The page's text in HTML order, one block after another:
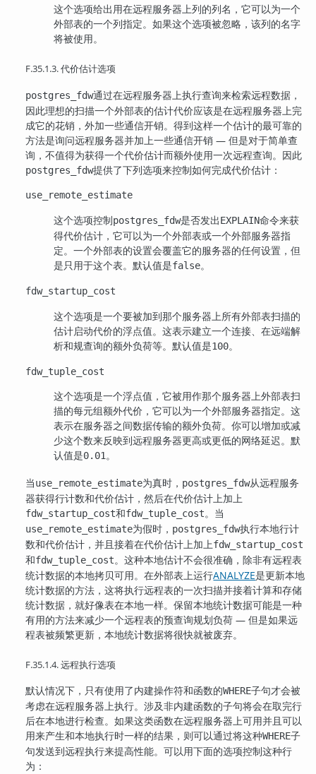
这个选项给出用在远程服务器上列的列名，它可以为一个
外部表的一个列指定。如果这个选项被忽略，该列的名字
将被使用。
F.35.1.3. 代价估计选项
postgres_fdw通过在远程服务器上执行查询来检索远程数据，
因此理想的扫描一个外部表的估计代价应该是在远程服务器上完
成它的花销，外加一些通信开销。得到这样一个估计的最可靠的
方法是询问远程服务器并加上一些通信开销 — 但是对于简单查
询，不值得为获得一个代价估计而额外使用一次远程查询。因此
postgres_fdw提供了下列选项来控制如何完成代价估计：
use_remote_estimate
这个选项控制postgres_fdw是否发出EXPLAIN命令来获
得代价估计，它可以为一个外部表或一个外部服务器指
定。一个外部表的设置会覆盖它的服务器的任何设置，但
是只用于这个表。默认值是false。
fdw_startup_cost
这个选项是一个要被加到那个服务器上所有外部表扫描的
估计启动代价的浮点值。这表示建立一个连接、在远端解
析和规查询的额外负荷等。默认值是100。
fdw_tuple_cost
这个选项是一个浮点值，它被用作那个服务器上外部表扫
描的每元组额外代价，它可以为一个外部服务器指定。这
表示在服务器之间数据传输的额外负荷。你可以增加或减
少这个数来反映到远程服务器更高或更低的网络延迟。默
认值是0.01。
当use_remote_estimate为真时， postgres_fdw从远程服务
器获得行计数和代价估计，然后在代价估计上加上
fdw_startup_cost和fdw_tuple_cost。当
use_remote_estimate为假时， postgres_fdw执行本地行计
数和代价估计，并且接着在代价估计上加上fdw_startup_cost
和fdw_tuple_cost。这种本地估计不会很准确，除非有远程表
统计数据的本地拷贝可用。在外部表上运行ANALYZE是更新本地
统计数据的方法，这将执行远程表的一次扫描并接着计算和存储
统计数据，就好像表在本地一样。保留本地统计数据可能是一种
有用的方法来减少一个远程表的预查询规划负荷 — 但是如果远
程表被频繁更新，本地统计数据将很快就被废弃。
F.35.1.4. 远程执行选项
默认情况下，只有使用了内建操作符和函数的WHERE子句才会被
考虑在远程服务器上执行。涉及非内建函数的子句将会在取完行
后在本地进行检查。如果这类函数在远程服务器上可用并且可以
用来产生和本地执行时一样的结果，则可以通过将这种WHERE子
句发送到远程执行来提高性能。可以用下面的选项控制这种行
为：